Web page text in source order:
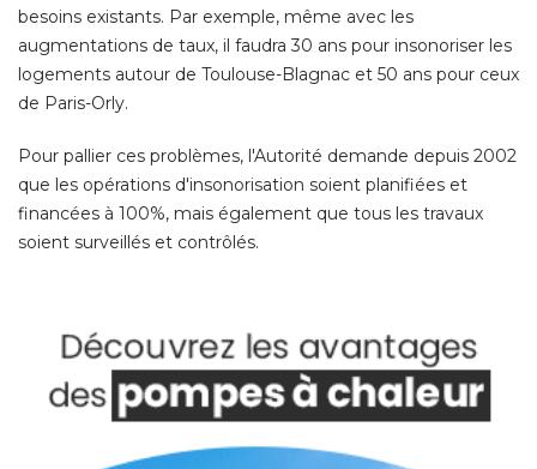
besoins existants. Par exemple, même avec les
augmentations de taux, il faudra 30 ans pour insonoriser les
logements autour de Toulouse-Blagnac et 50 ans pour ceux
de Paris-Orly.
Pour pallier ces problèmes, l'Autorité demande depuis 2002
que les opérations d'insonorisation soient planifiées et
financées à 100%, mais également que tous les travaux
soient surveillés et contrôlés.